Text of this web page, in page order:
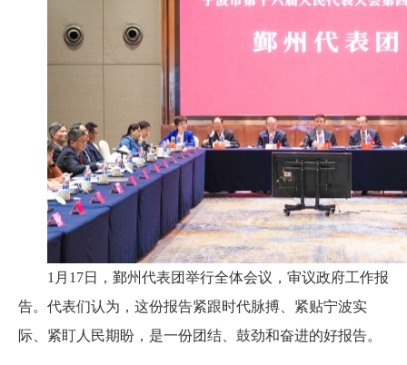
1月17日，鄞州代表团举行全体会议，审议政府工作报
告。代表们认为，这份报告紧跟时代脉搏、紧贴宁波实
际、紧盯人民期盼，是一份团结、鼓劲和奋进的好报告。